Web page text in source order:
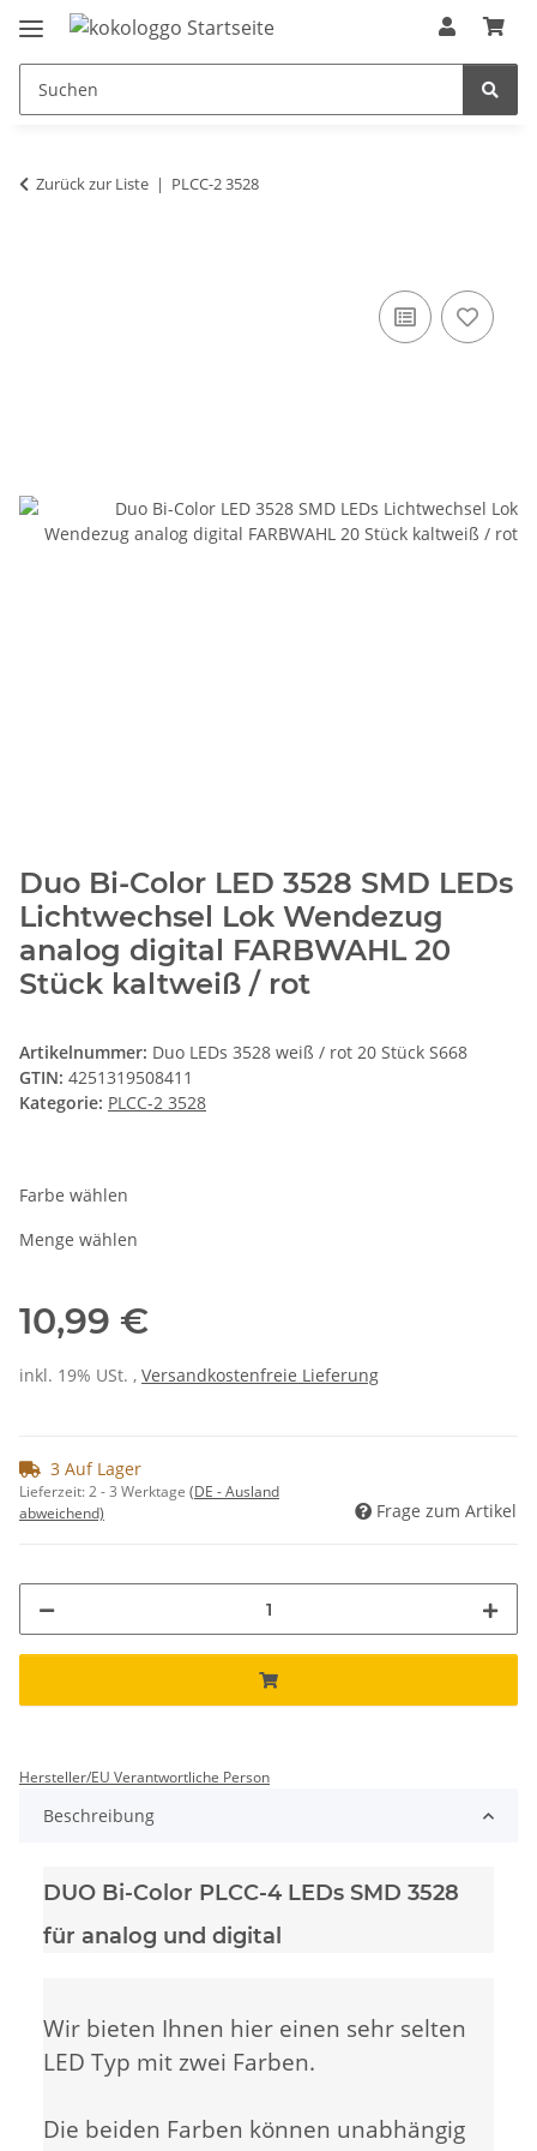
Zurück zur Liste PLCC-2 3528
Duo Bi-Color LED 3528 SMD LEDs
Lichtwechsel Lok Wendezug
analog digital FARBWAHL 20
Stück kaltweiß / rot
Artikelnummer: Duo LEDs 3528 weiß / rot 20 Stück S668
GTIN: 4251319508411
Kategorie: PLCC-2 3528
Farbe wählen
Menge wählen
10,99 €
inkl. 19% USt. , Versandkostenfreie Lieferung
3 Auf Lager
Lieferzeit:2 - 3 Werktage (DE - Ausland
abweichend)
Frage zum Artikel
Hersteller/EU Verantwortliche Person
Beschreibung
DUO Bi-Color PLCC-4 LEDs SMD 3528
für analog und digital
Wir bieten Ihnen hier einen sehr selten
LED Typ mit zwei Farben.
Die beiden Farben können unabhängig